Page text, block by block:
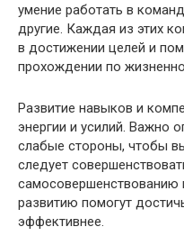
умение работать в
другие. Каждая из этих
в достижении целей и
прохождении по
Развитие навыков и
энергии и усилий. Важно
слабые стороны, чтобы
следует
самосовершенствованию
развитию помогут
эффективнее.